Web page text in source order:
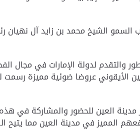
السمو الشيخ محمد بن زايد آل
لدولة الإمارات في مجال
الأيقوني عروضا ضوئية مميزة رسمت
العين للحضور والمشاركة في هذه
المميز في مدينة العين مما